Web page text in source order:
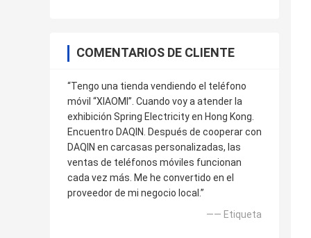
COMENTARIOS DE CLIENTE
“Tengo una tienda vendiendo el teléfono
móvil “XIAOMI”. Cuando voy a atender la
exhibición Spring Electricity en Hong Kong.
Encuentro DAQIN. Después de cooperar con
DAQIN en carcasas personalizadas, las
ventas de teléfonos móviles funcionan
cada vez más. Me he convertido en el
proveedor de mi negocio local.”
—— Etiqueta